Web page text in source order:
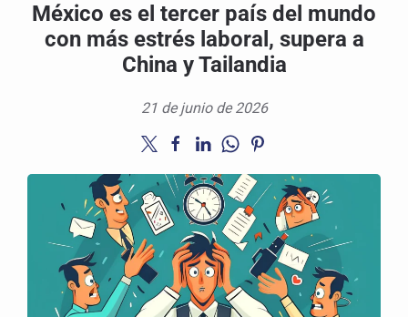
México es el tercer país del mundo
con más estrés laboral, supera a
China y Tailandia
21 de junio de 2026